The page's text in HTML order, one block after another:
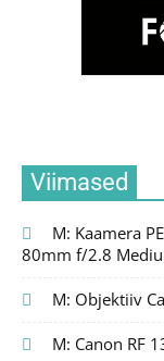
Viimased
M: Kaamera
80mm f/2.8
M: Objektiiv
M: Canon RF